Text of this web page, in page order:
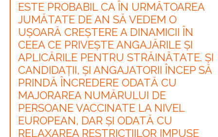
ESTE PROBABIL CA ÎN URMĂTOAREA
JUMĂTATE DE AN SĂ VEDEM O
UȘOARĂ CREȘTERE A DINAMICII ÎN
CEEA CE PRIVEȘTE ANGAJĂRILE ȘI
APLICĂRILE PENTRU STRĂINĂTATE. ȘI
CANDIDAȚII, ȘI ANGAJATORII ÎNCEP SĂ
PRINDĂ ÎNCREDERE ODATĂ CU
MAJORAREA NUMĂRULUI DE
PERSOANE VACCINATE LA NIVEL
EUROPEAN, DAR ȘI ODATĂ CU
RELAXAREA RESTRICȚIILOR IMPUSE